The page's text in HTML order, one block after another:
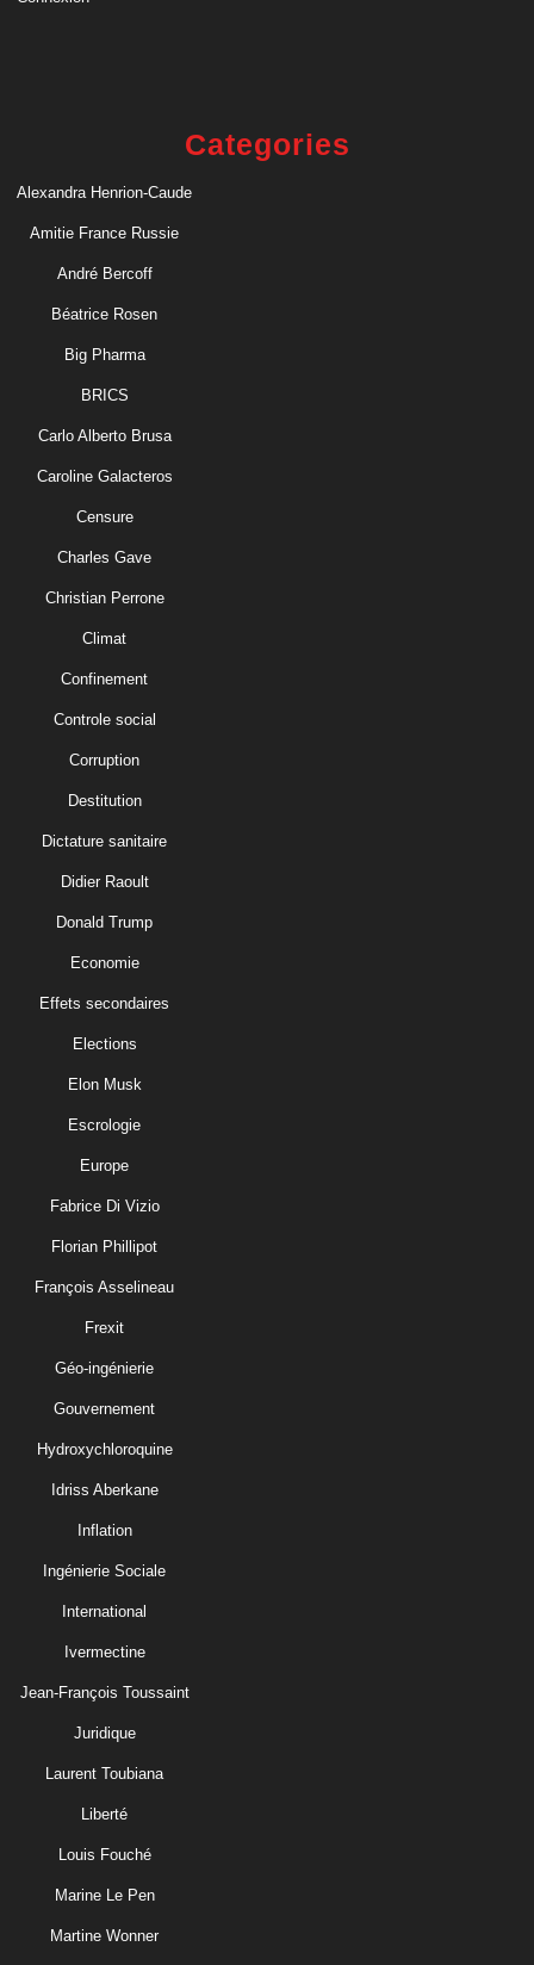
Categories
Alexandra Henrion-Caude
Amitie France Russie
André Bercoff
Béatrice Rosen
Big Pharma
BRICS
Carlo Alberto Brusa
Caroline Galacteros
Censure
Charles Gave
Christian Perrone
Climat
Confinement
Controle social
Corruption
Destitution
Dictature sanitaire
Didier Raoult
Donald Trump
Economie
Effets secondaires
Elections
Elon Musk
Escrologie
Europe
Fabrice Di Vizio
Florian Phillipot
François Asselineau
Frexit
Géo-ingénierie
Gouvernement
Hydroxychloroquine
Idriss Aberkane
Inflation
Ingénierie Sociale
International
Ivermectine
Jean-François Toussaint
Juridique
Laurent Toubiana
Liberté
Louis Fouché
Marine Le Pen
Martine Wonner